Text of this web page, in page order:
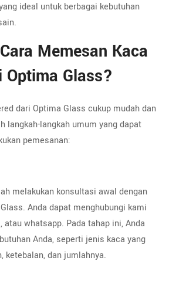
ideal untuk berbagai kebutuhan
Memesan Kaca
Optima Glass?
dari Optima Glass cukup mudah dan
langkah-langkah umum yang dapat
pemesanan:
melakukan konsultasi awal dengan
Anda dapat menghubungi kami
whatsapp. Pada tahap ini, Anda
Anda, seperti jenis kaca yang
ketebalan, dan jumlahnya.